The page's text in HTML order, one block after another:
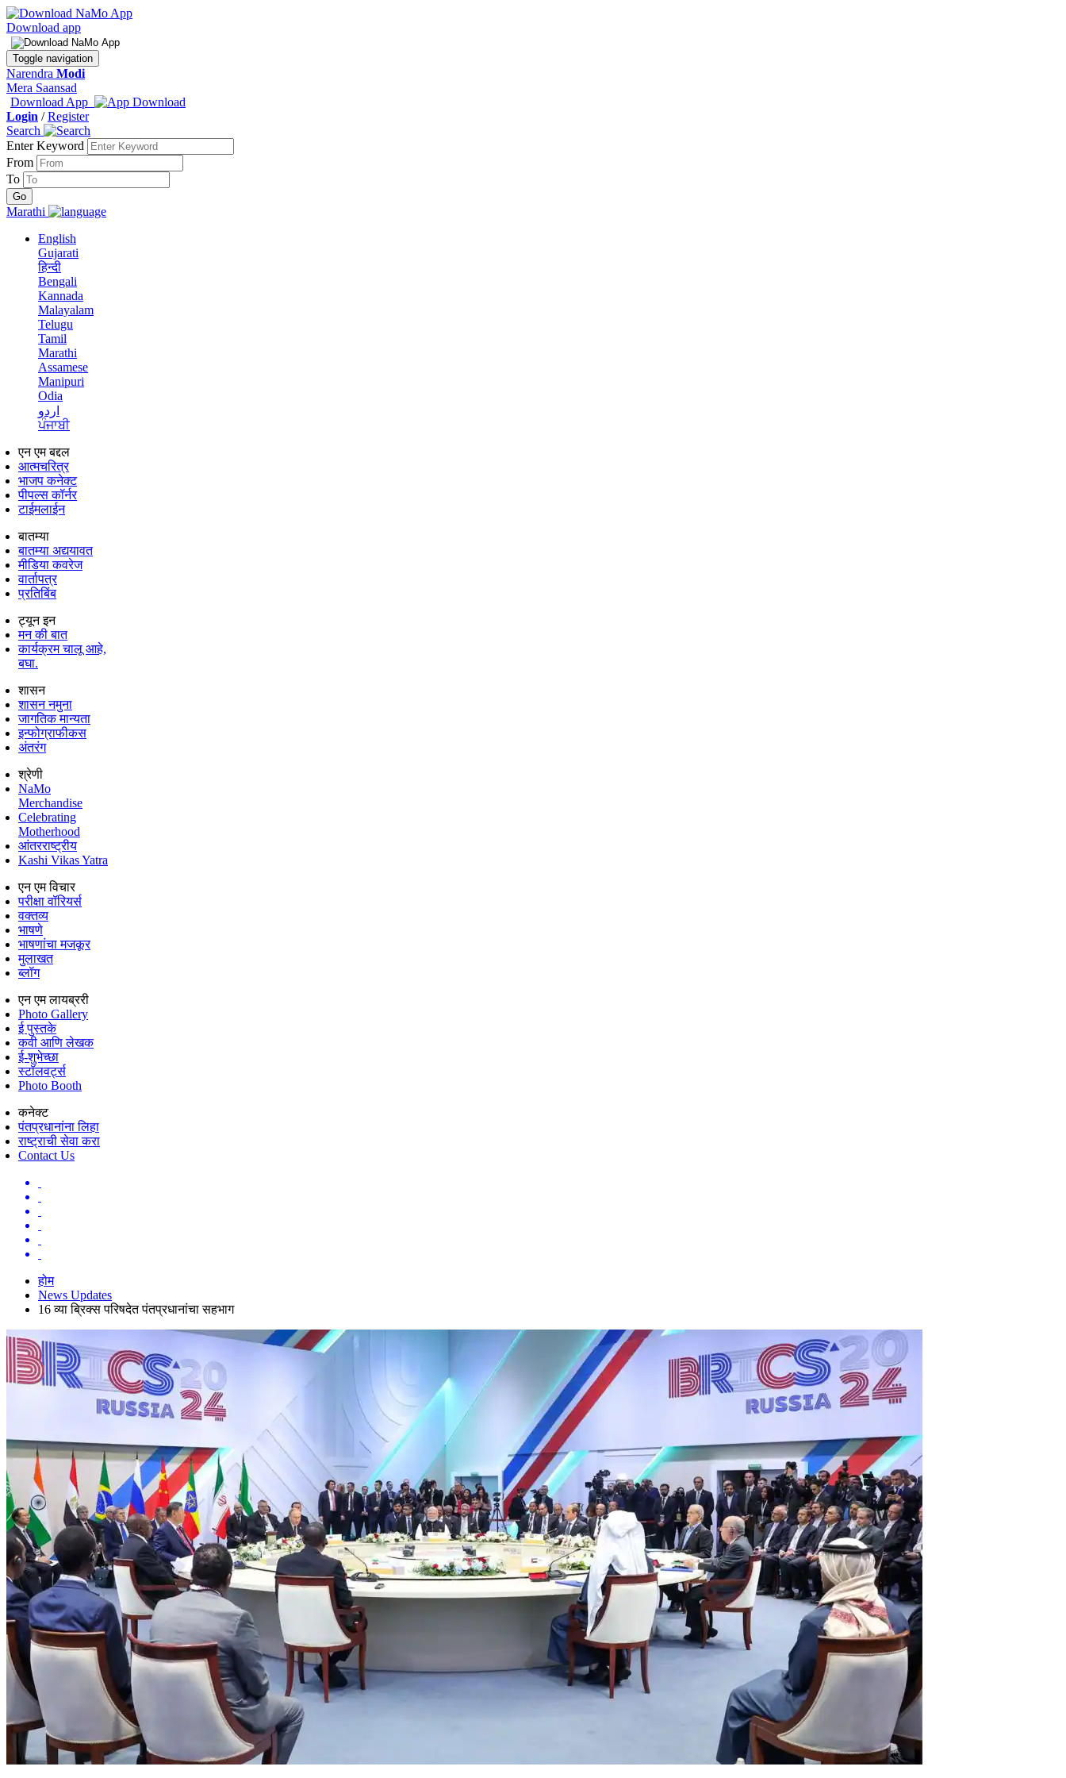
Download app
Toggle navigation
Narendra Modi
Mera Saansad
Download App
Login /Register
Search
Enter Keyword
From
To
Marathi
English
Gujarati
हिन्दी
Bengali
Kannada
Malayalam
Telugu
Tamil
Marathi
Assamese
Manipuri
Odia
اردو
ਪੰਜਾਬੀ
एन एम बद्दल
आत्मचरित्र
भाजप कनेक्ट
पीपल्स कॉर्नर
टाईमलाईन
बातम्या
बातम्या अद्ययावत
मीडिया कवरेज
वार्तापत्र
प्रतिबिंब
ट्यून इन
मन की बात
कार्यक्रम चालू आहे,
बघा.
शासन
शासन नमुना
जागतिक मान्यता
इन्फोग्राफीकस
अंतरंग
श्रेणी
NaMo
Merchandise
Celebrating
Motherhood
आंतरराष्ट्रीय
Kashi Vikas Yatra
एन एम विचार
परीक्षा वॉरियर्स
वक्तव्य
भाषणे
भाषणांचा मजकूर
मुलाखत
ब्लॉग
एन एम लायब्ररी
Photo Gallery
ई पुस्तके
कवी आणि लेखक
ई-शुभेच्छा
स्टॉलवर्ट्स
Photo Booth
कनेक्ट
पंतप्रधानांना लिहा
राष्ट्राची सेवा करा
Contact Us
होम
News Updates
16 व्या ब्रिक्स परिषदेत पंतप्रधानांचा सहभाग